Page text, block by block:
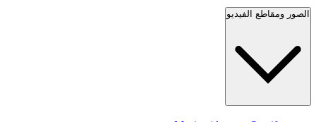
الصور ومقاطع الفيديو